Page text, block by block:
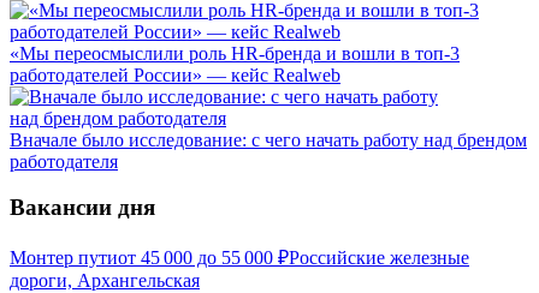
«Мы переосмыслили роль HR-бренда и вошли в топ-3
работодателей России» — кейс Realweb
Вначале было исследование: с чего начать работу над брендом
работодателя
Вакансии дня
Монтер путиот 45 000 до 55 000 ₽Российские железные
дороги, Архангельская